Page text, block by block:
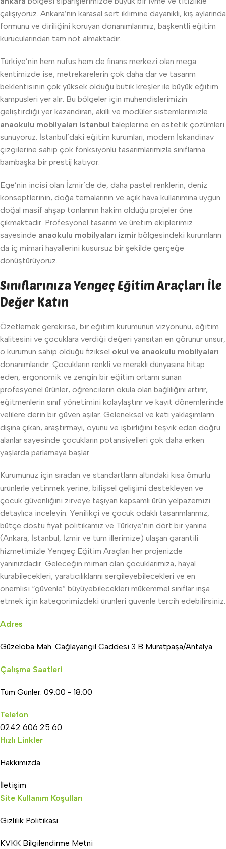
çalışıyoruz. Ankara’nın karasal sert iklimine dayanıklı, kış aylarında
formunu ve diriliğini koruyan donanımlarımız, başkentli eğitim
kurucularından tam not almaktadır.
Türkiye’nin hem nüfus hem de finans merkezi olan mega
kentimizde ise, metrekarelerin çok daha dar ve tasarım
beklentisinin çok yüksek olduğu butik kreşler ile büyük eğitim
kampüsleri yer alır. Bu bölgeler için mühendislerimizin
geliştirdiği yer kazandıran, akıllı ve modüler sistemlerimizle
anaokulu mobilyaları istanbul taleplerine en estetik çözümleri
sunuyoruz. İstanbul’daki eğitim kurumları, modern İskandinav
çizgilerine sahip çok fonksiyonlu tasarımlarımızla sınıflarına
bambaşka bir prestij katıyor.
Ege’nin incisi olan İzmir’de de, daha pastel renklerin, deniz
konseptlerinin, doğa temalarının ve açık hava kullanımına uygun
doğal masif ahşap tonlarının hakim olduğu projeler öne
çıkmaktadır. Profesyonel tasarım ve üretim ekiplerimiz
sayesinde anaokulu mobilyaları izmir bölgesindeki kurumların
da iç mimari hayallerini kusursuz bir şekilde gerçeğe
dönüştürüyoruz.
Sınıflarınıza Yengeç Eğitim Araçları İle
Değer Katın
Özetlemek gerekirse, bir eğitim kurumunun vizyonunu, eğitim
kalitesini ve çocuklara verdiği değeri yansıtan en görünür unsur,
o kurumun sahip olduğu fiziksel okul ve anaokulu mobilyaları
donanımlarıdır. Çocukların renkli ve meraklı dünyasına hitap
eden, ergonomik ve zengin bir eğitim ortamı sunan
profesyonel ürünler, öğrencilerin okula olan bağlılığını artırır,
eğitmenlerin sınıf yönetimini kolaylaştırır ve kayıt dönemlerinde
velilere derin bir güven aşılar. Geleneksel ve katı yaklaşımların
dışına çıkan, araştırmayı, oyunu ve işbirliğini teşvik eden doğru
alanlar sayesinde çocukların potansiyelleri çok daha erken
yaşlarda parlamaya başlar.
Kurumunuz için sıradan ve standartların altındaki kısa ömürlü
ürünlerle yetinmek yerine, bilişsel gelişimi destekleyen ve
çocuk güvenliğini zirveye taşıyan kapsamlı ürün yelpazemizi
detaylıca inceleyin. Yenilikçi ve çocuk odaklı tasarımlarımız,
bütçe dostu fiyat politikamız ve Türkiye’nin dört bir yanına
(Ankara, İstanbul, İzmir ve tüm illerimize) ulaşan garantili
hizmetimizle Yengeç Eğitim Araçları her projenizde
yanınızdadır. Geleceğin mimarı olan çocuklarımıza, hayal
kurabilecekleri, yaratıcılıklarını sergileyebilecekleri ve en
önemlisi “güvenle” büyüyebilecekleri mükemmel sınıflar inşa
etmek için kategorimizdeki ürünleri güvenle tercih edebilirsiniz.
Adres
Güzeloba Mah. Cağlayangil Caddesi 3 B Muratpaşa/Antalya
Çalışma Saatleri
Tüm Günler: 09:00 - 18:00
Telefon
0242 606 25 60
Hızlı Linkler
Hakkımızda
İletişim
Site Kullanım Koşulları
Gizlilik Politikası
KVKK Bilgilendirme Metni